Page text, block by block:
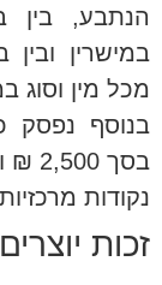
הנתבע, בין
במישרין
מכל מין וסוג
בנוסף נפסק
בסך 2,500 ₪ ובשכ"ט עו"ד בסך 5,000 ₪.
נקודות
זכות